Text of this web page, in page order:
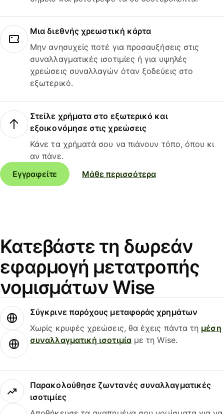
Μια διεθνής χρεωστική κάρτα
Μην ανησυχείς ποτέ για προσαυξήσεις στις
συναλλαγματικές ισοτιμίες ή για υψηλές
χρεώσεις συναλλαγών όταν ξοδεύεις στο
εξωτερικό.
Στείλε χρήματα στο εξωτερικό και
εξοικονόμησε στις χρεώσεις
Κάνε τα χρήματά σου να πιάνουν τόπο, όπου κι
αν πάνε.
Εγγραφείτε
Μάθε περισσότερα
Κατεβάστε τη δωρεάν
εφαρμογή μετατροπής
νομισμάτων Wise
Σύγκρινε παρόχους μεταφοράς χρημάτων
Χωρίς κρυφές χρεώσεις, θα έχεις πάντα τη μέση
συναλλαγματική ισοτιμίαμε τη Wise.
Παρακολούθησε ζωντανές συναλλαγματικές
ισοτιμίες